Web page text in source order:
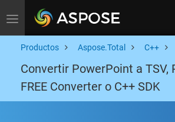
Toggle navigation
Productos Aspose.Total C++
Convertir PowerPoint a TSV,
FREE Converter o C++ SDK